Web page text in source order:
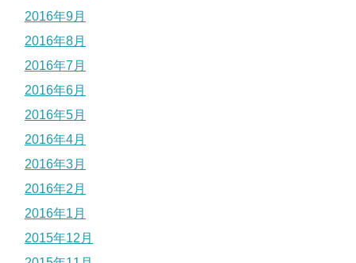
2016年9月
2016年8月
2016年7月
2016年6月
2016年5月
2016年4月
2016年3月
2016年2月
2016年1月
2015年12月